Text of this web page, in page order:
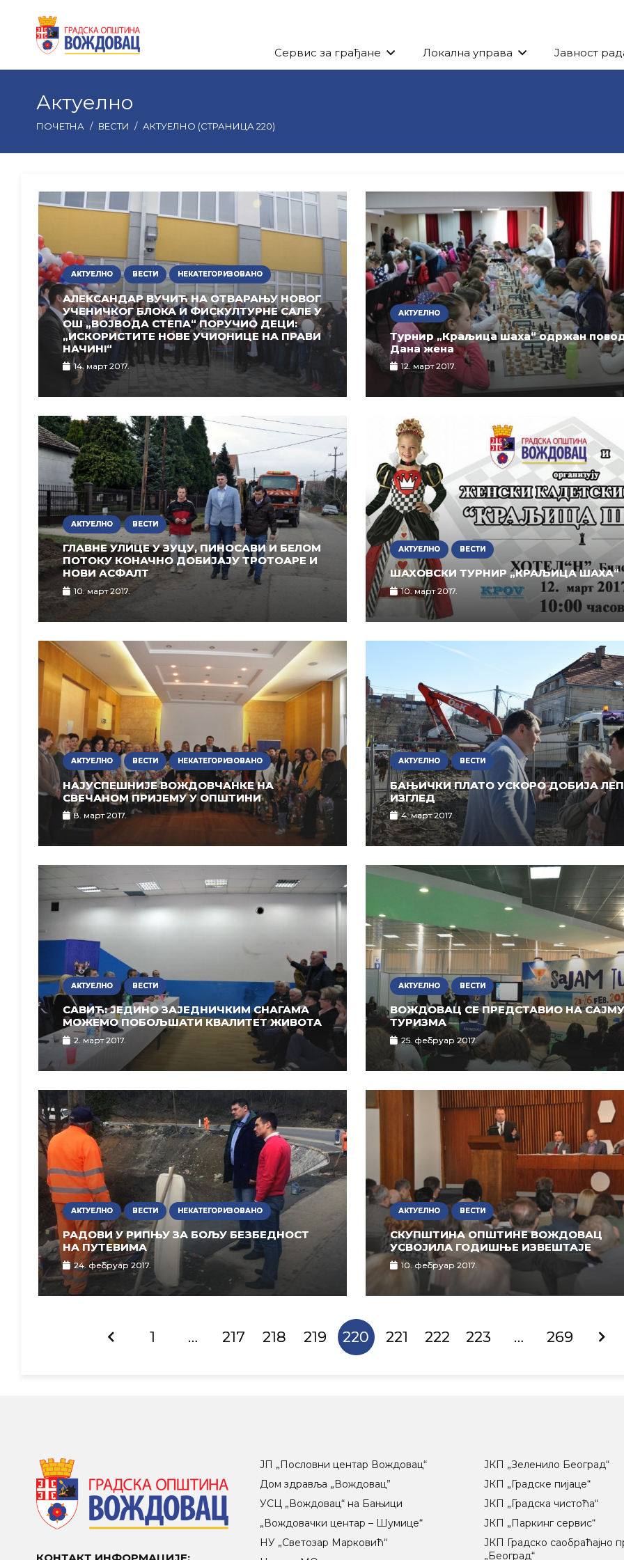
Сервис за грађане Локална управа Јавност
Актуелно
ПОЧЕТНА / ВЕСТИ / АКТУЕЛНО (СТРАНИЦА 220)
АКТУЕЛНО ВЕСТИ НЕКАТЕГОРИЗОВАНО
АЛЕКСАНДАР ВУЧИЋ НА ОТВАРАЊУ НОВОГ
УЧЕНИЧКОГ БЛОКА И ФИСКУЛТУРНЕ САЛЕ У
ОШ „ВОЈВОДА СТЕПА“ ПОРУЧИО ДЕЦИ:
„ИСКОРИСТИТЕ НОВЕ УЧИОНИЦЕ НА ПРАВИ
НАЧИН!“
14. март 2017.
АКТУЕЛНО
Турнир „Краљица шаха“ одржан
Дана жена
12. март 2017.
АКТУЕЛНО ВЕСТИ
ГЛАВНЕ УЛИЦЕ У ЗУЦУ, ПИНОСАВИ И БЕЛОМ
ПОТОКУ КОНАЧНО ДОБИЈАЈУ ТРОТОАРЕ И
НОВИ АСФАЛТ
10. март 2017.
АКТУЕЛНО ВЕСТИ
ШАХОВСКИ ТУРНИР „КРАЉИЦА ШАХА“
10. март 2017.
АКТУЕЛНО ВЕСТИ НЕКАТЕГОРИЗОВАНО
НАЈУСПЕШНИЈЕ ВОЖДОВЧАНКЕ НА
СВЕЧАНОМ ПРИЈЕМУ У ОПШТИНИ
8. март 2017.
АКТУЕЛНО ВЕСТИ
БАЊИЧКИ ПЛАТО УСКОРО ДОБИЈА
ИЗГЛЕД
4. март 2017.
АКТУЕЛНО ВЕСТИ
САВИЋ: ЈЕДИНО ЗАЈЕДНИЧКИМ СНАГАМА
МОЖЕМО ПОБОЉШАТИ КВАЛИТЕТ ЖИВОТА
2. март 2017.
АКТУЕЛНО ВЕСТИ
ВОЖДОВАЦ СЕ ПРЕДСТАВИО НА
ТУРИЗМА
25. фебруар 2017.
АКТУЕЛНО ВЕСТИ НЕКАТЕГОРИЗОВАНО
РАДОВИ У РИПЊУ ЗА БОЉУ БЕЗБЕДНОСТ
НА ПУТЕВИМА
24. фебруар 2017.
АКТУЕЛНО ВЕСТИ
СКУПШТИНА ОПШТИНЕ ВОЖДОВАЦ
УСВОЈИЛА ГОДИШЊЕ ИЗВЕШТАЈЕ
10. фебруар 2017.
1 … 217 218 219 220 221 222 223 … 269
КОНТАКТ ИНФОРМАЦИЈЕ:
ЈП „Пословни центар Вождовац“
Дом здравља „Вождовац”
УСЦ „Вождовац“ на Бањици
„Вождовачки центар – Шумице“
НУ „Светозар Марковић“
ЈКП „Зеленило Београд“
ЈКП „Градске пијаце“
ЈКП „Градска чистоћа“
ЈКП „Паркинг сервис“
ЈКП Градско саобраћајно
„Београд“